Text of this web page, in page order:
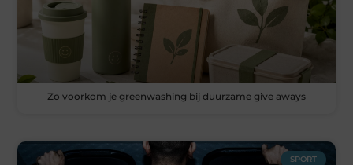
Zo voorkom je greenwashing bij duurzame give aways
SPORT